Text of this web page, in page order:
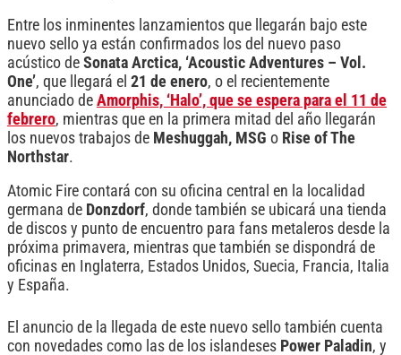
Entre los inminentes lanzamientos que llegarán bajo este
nuevo sello ya están confirmados los del nuevo paso
acústico de Sonata Arctica, ‘Acoustic Adventures – Vol.
One’, que llegará el 21 de enero, o el recientemente
anunciado de Amorphis, ‘Halo’, que se espera para el 11 de
febrero, mientras que en la primera mitad del año llegarán
los nuevos trabajos de Meshuggah, MSG o Rise of The
Northstar.
Atomic Fire contará con su oficina central en la localidad
germana de Donzdorf, donde también se ubicará una tienda
de discos y punto de encuentro para fans metaleros desde la
próxima primavera, mientras que también se dispondrá de
oficinas en Inglaterra, Estados Unidos, Suecia, Francia, Italia
y España.
El anuncio de la llegada de este nuevo sello también cuenta
con novedades como las de los islandeses Power Paladin, y